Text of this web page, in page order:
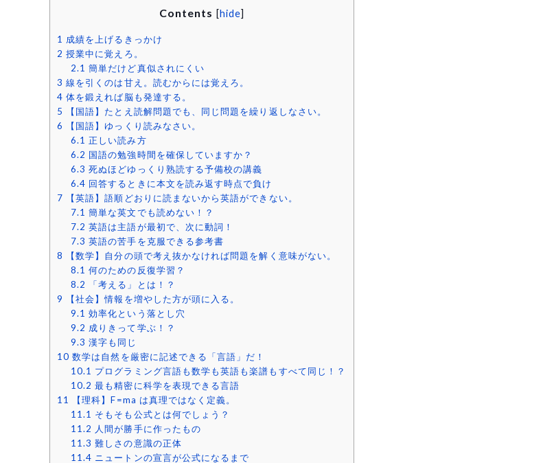
Contents [hide]
1 成績を上げるきっかけ
2 授業中に覚えろ。
2.1 簡単だけど真似されにくい
3 線を引くのは甘え。読むからには覚えろ。
4 体を鍛えれば脳も発達する。
5
【国語】たとえ読解問題でも、同じ問題を繰り返しなさい。
6
【国語】ゆっくり読みなさい。
6.1 正しい読み方
6.2 国語の勉強時間を確保していますか？
6.3 死ぬほどゆっくり熟読する予備校の講義
6.4 回答するときに本文を読み返す時点で負け
7 【英語】語順どおりに読まないから英語ができない。
7.1 簡単な英文でも読めない！？
7.2 英語は主語が最初で、次に動詞！
7.3 英語の苦手を克服できる参考書
8
【数学】自分の頭で考え抜かなければ問題を解く意味がない。
8.1 何のための反復学習？
8.2
「考える」とは！？
9
【社会】情報を増やした方が頭に入る。
9.1 効率化という落とし穴
9.2 成りきって学ぶ！？
9.3 漢字も同じ
10 数学は自然を厳密に記述できる「言語」だ！
10.1 プログラミング言語も数学も英語も楽譜もすべて同じ！？
10.2 最も精密に科学を表現できる言語
11
【理科】F=ma は真理ではなく定義。
11.1 そもそも公式とは何でしょう？
11.2 人間が勝手に作ったもの
11.3 難しさの意識の正体
11.4 ニュートンの宣言が公式になるまで